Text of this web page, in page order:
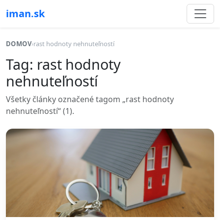
iman.sk
DOMOV›rast hodnoty nehnuteľností
Tag: rast hodnoty
nehnuteľností
Všetky články označené tagom „rast hodnoty
nehnuteľností“ (1).